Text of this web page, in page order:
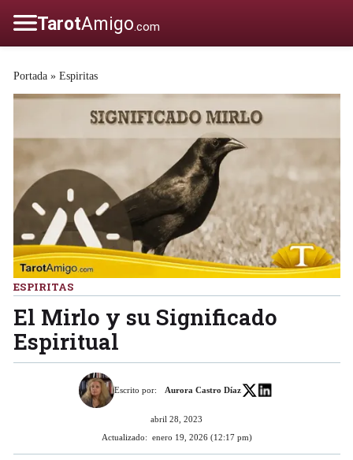
Portada » Espiritas
ESPIRITAS
El Mirlo y su Significado
Espiritual
Escrito por: Aurora Castro Díaz
abril 28, 2023
Actualizado: enero 19, 2026 (12:17 pm)